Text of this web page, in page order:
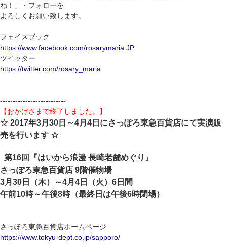
ね！」・フォローを
よろしくお願い致します。
フェイスブック
https://www.facebook.com/rosarymaria.JP
ツイッター
https://twitter.com/rosary_maria
--------------------------
【おかげさまで終了しました。】
☆ 2017年3月30日～4月4日にさっぽろ東急百貨店にて実演販
売を行います ☆
第16回『はいから浪漫 長崎老舗めぐり』
さっぽろ東急百貨店 9階催物場
3月30日（木）～4月4日（火）6日間
午前10時～午後8時（最終日は午後6時閉場）
さっぽろ東急百貨店ホームページ
https://www.tokyu-dept.co.jp/sapporo/